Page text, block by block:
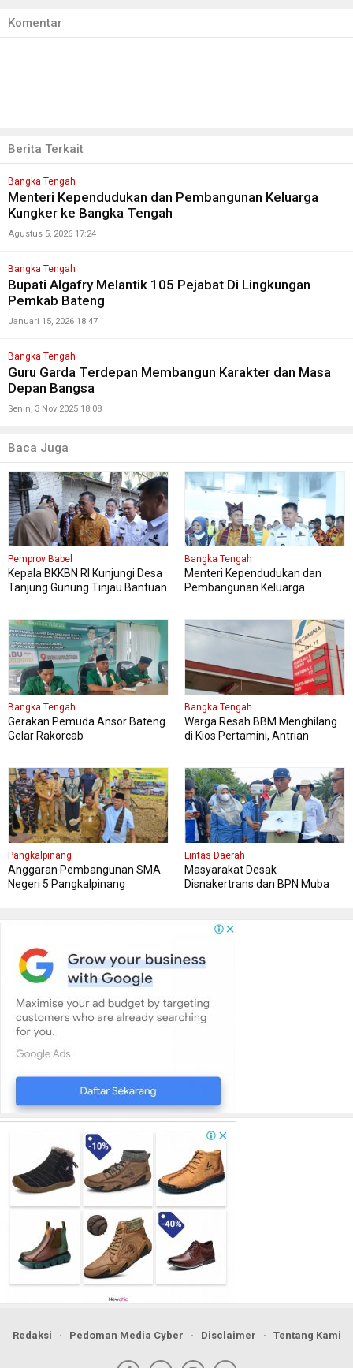
Komentar
Berita Terkait
Bangka Tengah
Menteri Kependudukan dan Pembangunan Keluarga
Kungker ke Bangka Tengah
Agustus 5, 2026 17:24
Bangka Tengah
Bupati Algafry Melantik 105 Pejabat Di Lingkungan
Pemkab Bateng
Januari 15, 2026 18:47
Bangka Tengah
Guru Garda Terdepan Membangun Karakter dan Masa
Depan Bangsa
Senin, 3 Nov 2025 18:08
Baca Juga
Pemprov Babel
Kepala BKKBN RI Kunjungi Desa
Tanjung Gunung Tinjau Bantuan
Bangka Tengah
Menteri Kependudukan dan
Pembangunan Keluarga
Bangka Tengah
Gerakan Pemuda Ansor Bateng
Gelar Rakorcab
Bangka Tengah
Warga Resah BBM Menghilang
di Kios Pertamini, Antrian
Pangkalpinang
Anggaran Pembangunan SMA
Negeri 5 Pangkalpinang
Lintas Daerah
Masyarakat Desak
Disnakertrans dan BPN Muba
Penempatan
Redaksi Pedoman Media Cyber Disclaimer Tentang Kami